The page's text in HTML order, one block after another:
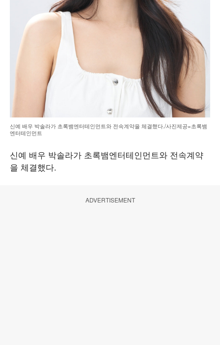
신예 배우 박솔라가 초록뱀엔터테인먼트와 전속계약을 체결했다./사진제공=초록뱀
엔터테인먼트
신예 배우 박솔라가 초록뱀엔터테인먼트와 전속계약
을 체결했다.
ADVERTISEMENT